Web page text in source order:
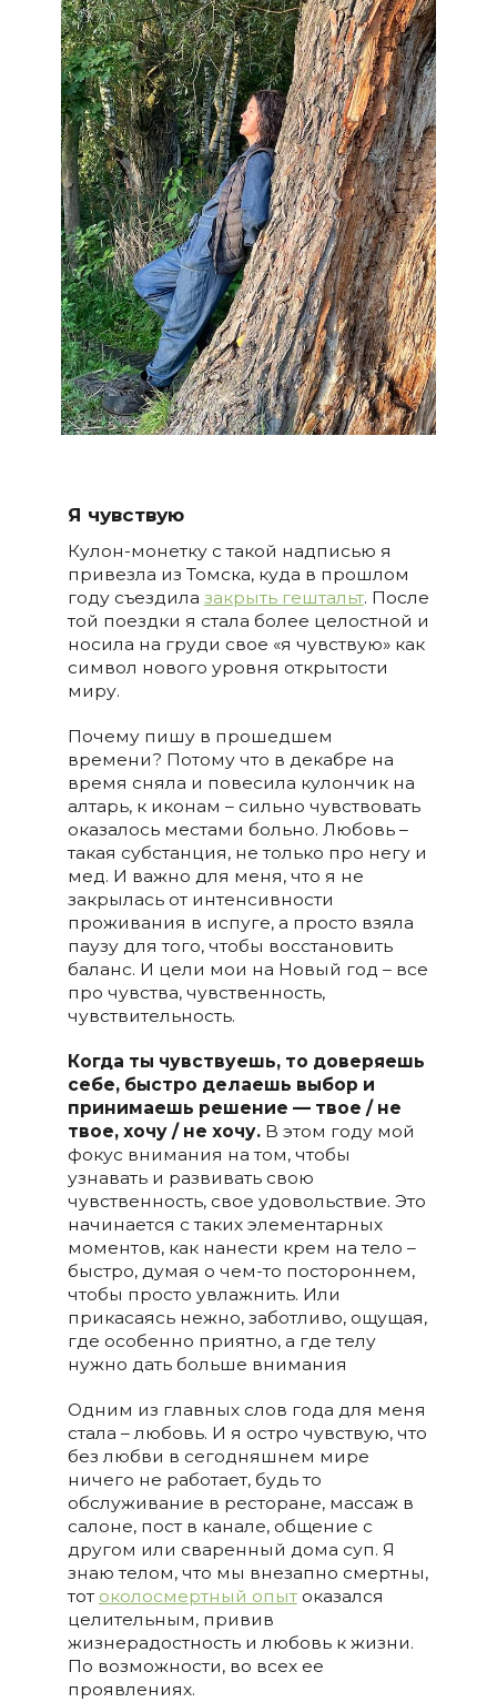
Я чувствую
Кулон-монетку с такой надписью я
привезла из Томска, куда в прошлом
году съездила закрыть гештальт. После
той поездки я стала более целостной и
носила на груди свое «я чувствую» как
символ нового уровня открытости
миру.
Почему пишу в прошедшем
времени? Потому что в декабре на
время сняла и повесила кулончик на
алтарь, к иконам – сильно чувствовать
оказалось местами больно. Любовь –
такая субстанция, не только про негу и
мед. И важно для меня, что я не
закрылась от интенсивности
проживания в испуге, а просто взяла
паузу для того, чтобы восстановить
баланс. И цели мои на Новый год – все
про чувства, чувственность,
чувствительность.
Когда ты чувствуешь, то доверяешь
себе, быстро делаешь выбор и
принимаешь решение — твое / не
твое, хочу / не хочу.В этом году мой
фокус внимания на том, чтобы
узнавать и развивать свою
чувственность, свое удовольствие. Это
начинается с таких элементарных
моментов, как нанести крем на тело –
быстро, думая о чем-то постороннем,
чтобы просто увлажнить. Или
прикасаясь нежно, заботливо, ощущая,
где особенно приятно, а где телу
нужно дать больше внимания
Одним из главных слов года для меня
стала – любовь. И я остро чувствую, что
без любви в сегодняшнем мире
ничего не работает, будь то
обслуживание в ресторане, массаж в
салоне, пост в канале, общение с
другом или сваренный дома суп. Я
знаю телом, что мы внезапно смертны,
тот околосмертный опытоказался
целительным, привив
жизнерадостность и любовь к жизни.
По возможности, во всех ее
проявлениях.